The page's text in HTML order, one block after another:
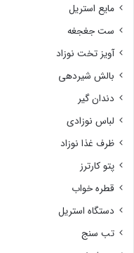
مایع استریل
ست جغجغه
آویز تخت نوزاد
بالش شیردهی
دندان گیر
لباس نوزادی
ظرف غذا نوزاد
پتو کارترز
قطره خواب
دستگاه استریل
تب سنج